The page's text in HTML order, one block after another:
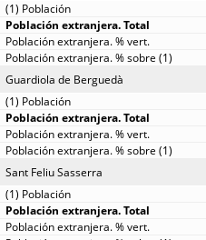
Guardiola de Berguedà
Sant Feliu Sasserra